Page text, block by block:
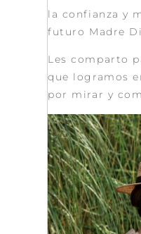
la confianza y
futuro Madre
Les comparto
que logramos
por mirar y